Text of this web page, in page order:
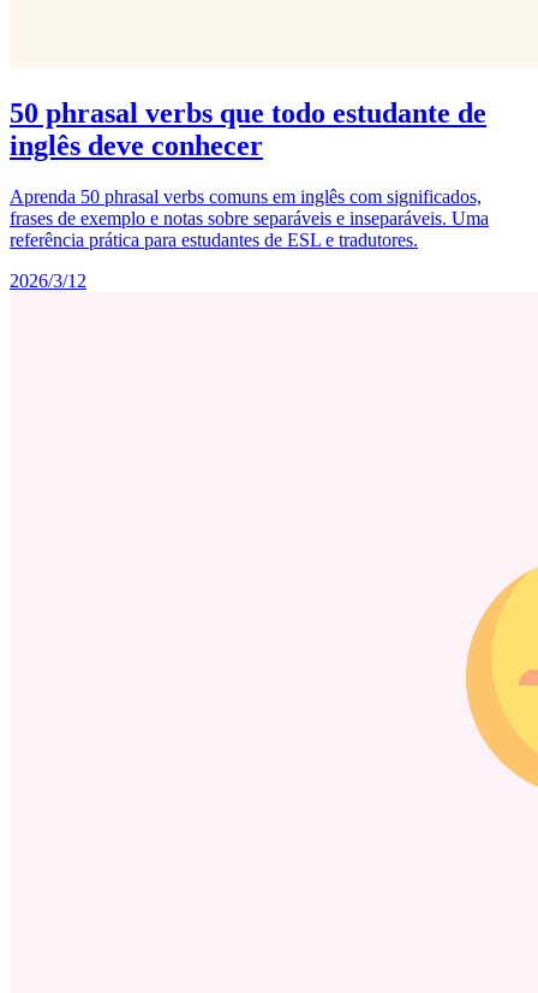
50 phrasal verbs que todo estudante de
inglês deve conhecer
Aprenda 50 phrasal verbs comuns em inglês com significados,
frases de exemplo e notas sobre separáveis e inseparáveis. Uma
referência prática para estudantes de ESL e tradutores.
2026/3/12